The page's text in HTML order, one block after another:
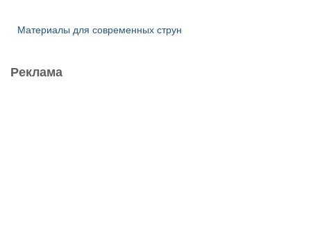
Материалы для современных струн
Реклама